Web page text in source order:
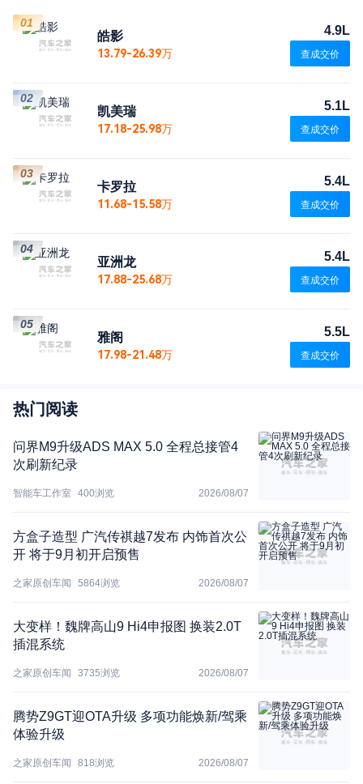
皓影
13.79-26.39万
4.9L
查成交价
01
凯美瑞
17.18-25.98万
5.1L
查成交价
02
卡罗拉
11.68-15.58万
5.4L
查成交价
03
亚洲龙
17.88-25.68万
5.4L
查成交价
04
雅阁
17.98-21.48万
5.5L
查成交价
05
热门阅读
问界M9升级ADS MAX 5.0 全程总接管4
次刷新纪录
智能车工作室 400浏览 2026/08/07
方盒子造型 广汽传祺越7发布 内饰首次公
开 将于9月初开启预售
之家原创车闻 5864浏览 2026/08/07
大变样！魏牌高山9 Hi4申报图 换装2.0T
插混系统
之家原创车闻 3735浏览 2026/08/07
腾势Z9GT迎OTA升级 多项功能焕新/驾乘
体验升级
之家原创车闻 818浏览 2026/08/07